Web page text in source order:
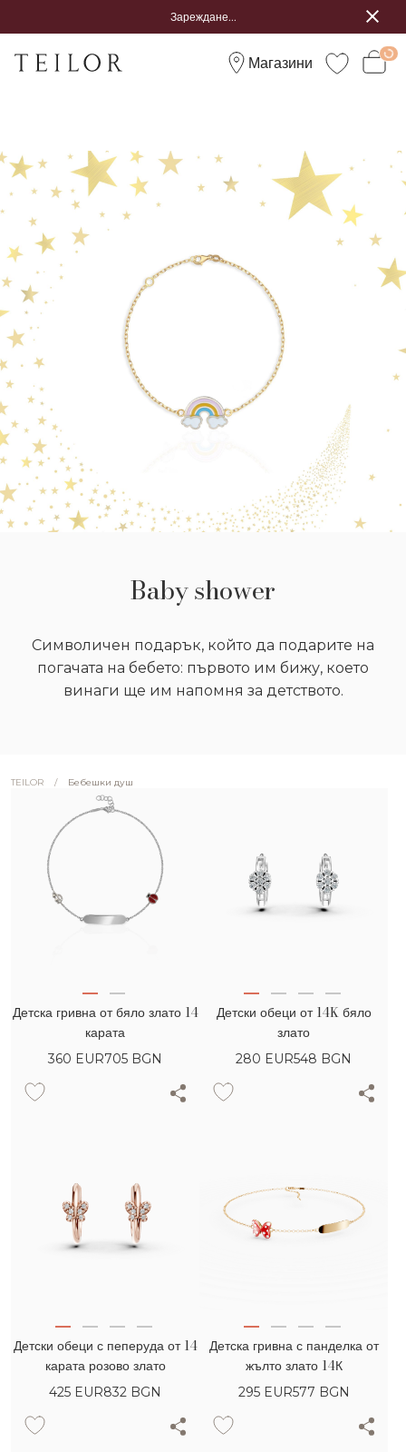
Зареждане...
Магазини
Baby shower
Символичен подарък, който да подарите на
погачата на бебето: първото им бижу, което
винаги ще им напомня за детството.
TEILOR / Бебешки душ
Детска гривна от бяло злато 14
карата
360 EUR705 BGN
Детски обеци от 14K бяло
злато
280 EUR548 BGN
Детски обеци с пеперуда от 14
карата розово злато
425 EUR832 BGN
Детска гривна с панделка от
жълто злато 14К
295 EUR577 BGN